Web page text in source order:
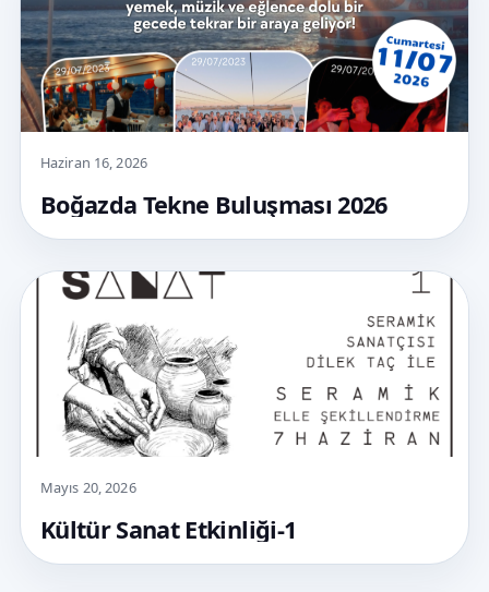
Haziran 16, 2026
Boğazda Tekne Buluşması 2026
Mayıs 20, 2026
Kültür Sanat Etkinliği-1